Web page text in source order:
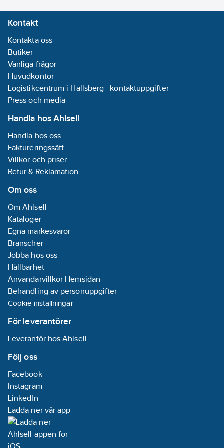
Kontakt
Kontakta oss
Butiker
Vanliga frågor
Huvudkontor
Logistikcentrum i Hallsberg - kontaktuppgifter
Press och media
Handla hos Ahlsell
Handla hos oss
Faktureringssätt
Villkor och priser
Retur & Reklamation
Om oss
Om Ahlsell
Kataloger
Egna märkesvaror
Branscher
Jobba hos oss
Hållbarhet
Användarvillkor Hemsidan
Behandling av personuppgifter
Cookie-inställningar
För leverantörer
Leverantör hos Ahlsell
Följ oss
Facebook
Instagram
LinkedIn
Ladda ner vår app